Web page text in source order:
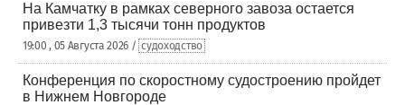
На Камчатку в рамках северного завоза остается
привезти 1,3 тысячи тонн продуктов
19:00 , 05 Августа 2026 / судоходство
Конференция по скоростному судостроению пройдет
в Нижнем Новгороде